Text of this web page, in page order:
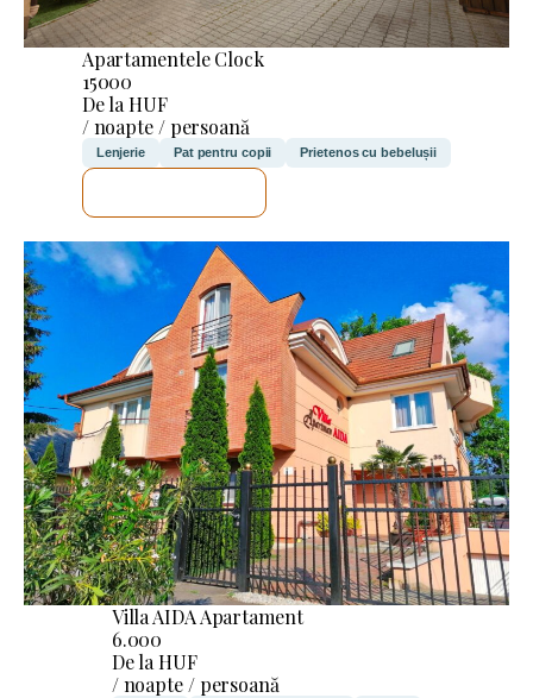
Apartamentele Clock
15000
De la HUF
/ noapte / persoană
Lenjerie Pat pentru copii Prietenos cu bebelușii
Villa AIDA Apartament
6.000
De la HUF
/ noapte / persoană